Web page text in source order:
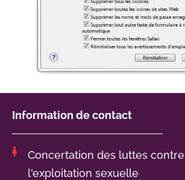
Information de contact
Concertation des luttes contre
l'exploitation sexuelle